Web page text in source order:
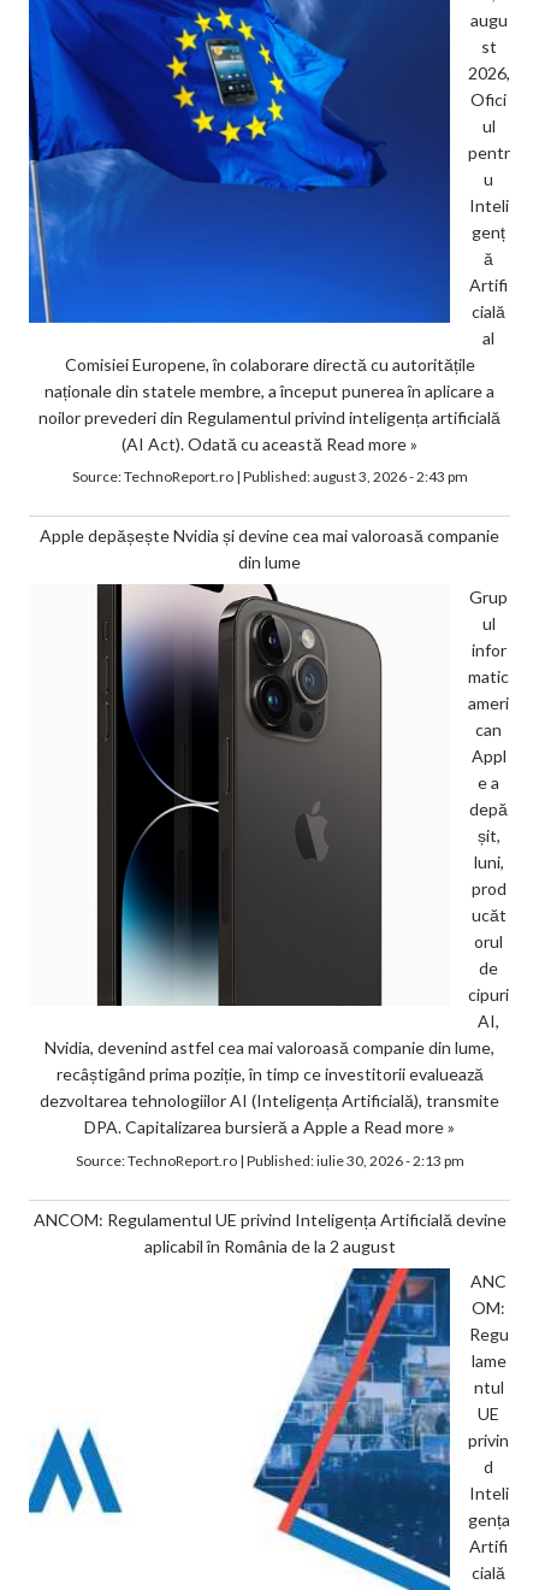
augu
st
2026,
Ofici
ul
pentr
u
Inteli
genț
ă
Artifi
cială
al
Comisiei Europene, în colaborare directă cu autoritățile
naționale din statele membre, a început punerea în aplicare a
noilor prevederi din Regulamentul privind inteligența artificială
(AI Act). Odată cu această Read more »
Source:TechnoReport.ro| Published:august 3, 2026 - 2:43 pm
Apple depășește Nvidia și devine cea mai valoroasă companie
din lume
Grup
ul
infor
matic
ameri
can
Appl
e a
depă
șit,
luni,
prod
ucăt
orul
de
cipuri
AI,
Nvidia, devenind astfel cea mai valoroasă companie din lume,
recâștigând prima poziție, în timp ce investitorii evaluează
dezvoltarea tehnologiilor AI (Inteligența Artificială), transmite
DPA. Capitalizarea bursieră a Apple a Read more »
Source:TechnoReport.ro| Published:iulie 30, 2026 - 2:13 pm
ANCOM: Regulamentul UE privind Inteligența Artificială devine
aplicabil în România de la 2 august
ANC
OM:
Regu
lame
ntul
UE
privin
d
Inteli
gența
Artifi
cială